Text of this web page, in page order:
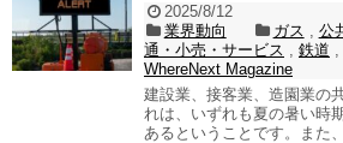
2025/8/12
業界動向
ガス 公
通・小売・サービス
鉄道
WhereNext Magazine
建設業、接客業、造園業の
れは、いずれも夏の暑い時
あるということです。また